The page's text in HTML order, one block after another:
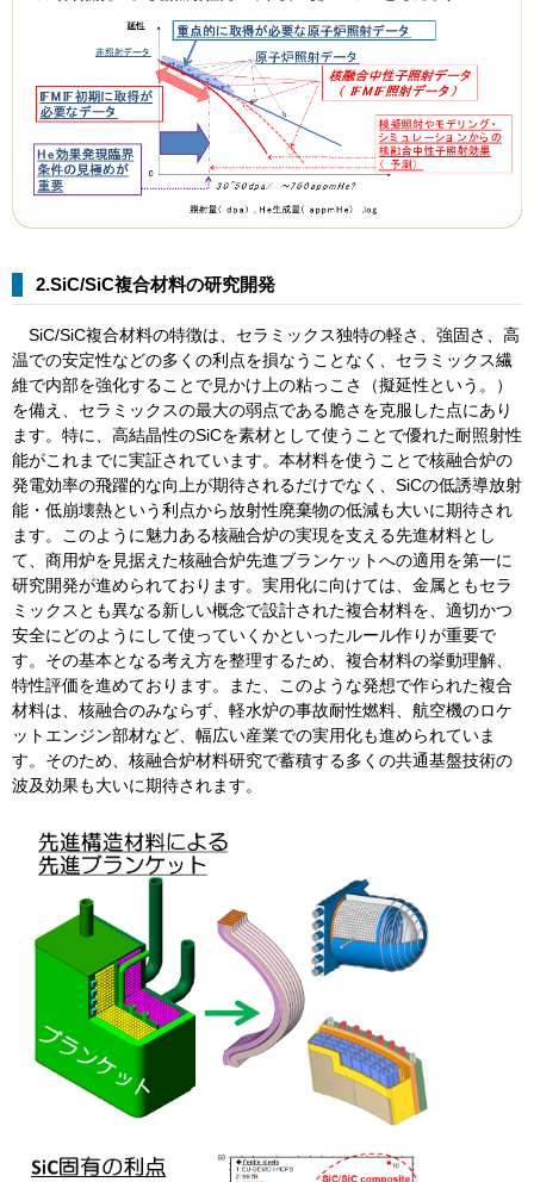
2.SiC/SiC複合材料の研究開発
SiC/SiC複合材料の特徴は、セラミックス独特の軽さ、強固さ、高
温での安定性などの多くの利点を損なうことなく、セラミックス繊
維で内部を強化することで見かけ上の粘っこさ（擬延性という。）
を備え、セラミックスの最大の弱点である脆さを克服した点にあり
ます。特に、高結晶性のSiCを素材として使うことで優れた耐照射性
能がこれまでに実証されています。本材料を使うことで核融合炉の
発電効率の飛躍的な向上が期待されるだけでなく、SiCの低誘導放射
能・低崩壊熱という利点から放射性廃棄物の低減も大いに期待され
ます。このように魅力ある核融合炉の実現を支える先進材料とし
て、商用炉を見据えた核融合炉先進ブランケットへの適用を第一に
研究開発が進められております。実用化に向けては、金属ともセラ
ミックスとも異なる新しい概念で設計された複合材料を、適切かつ
安全にどのようにして使っていくかといったルール作りが重要で
す。その基本となる考え方を整理するため、複合材料の挙動理解、
特性評価を進めております。また、このような発想で作られた複合
材料は、核融合のみならず、軽水炉の事故耐性燃料、航空機のロケ
ットエンジン部材など、幅広い産業での実用化も進められていま
す。そのため、核融合炉材料研究で蓄積する多くの共通基盤技術の
波及効果も大いに期待されます。